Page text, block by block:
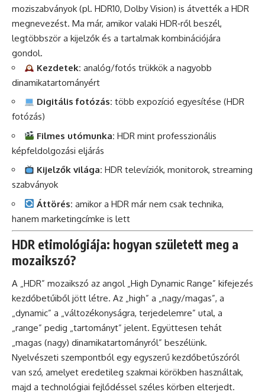
moziszabványok (pl. HDR10, Dolby Vision) is átvették a HDR
megnevezést. Ma már, amikor valaki HDR‑ről beszél,
legtöbbször a kijelzők és a tartalmak kombinációjára
gondol.
Kezdetek: analóg/fotós trükkök a nagyobb
dinamikatartományért
Digitális fotózás: több expozíció egyesítése (HDR
fotózás)
Filmes utómunka: HDR mint professzionális
képfeldolgozási eljárás
Kijelzők világa: HDR televíziók, monitorok, streaming
szabványok
Áttörés: amikor a HDR már nem csak technika,
hanem marketingcímke is lett
HDR etimológiája: hogyan született meg a
mozaikszó?
A „HDR” mozaikszó az angol „High Dynamic Range” kifejezés
kezdőbetűiből jött létre. Az „high” a „nagy/magas”, a
„dynamic” a „változékonyságra, terjedelemre” utal, a
„range” pedig „tartományt” jelent. Együttesen tehát
„magas (nagy) dinamikatartományról” beszélünk.
Nyelvészeti szempontból egy egyszerű kezdőbetűszóról
van szó, amelyet eredetileg szakmai körökben használtak,
majd a technológiai fejlődéssel széles körben elterjedt.